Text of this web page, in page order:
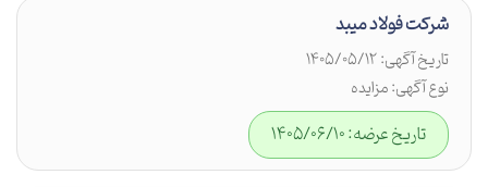
شرکت فولاد میبد
تاریخ آگهی: 1405/05/12
نوع آگهی: مزایده
تاریخ عرضه: 1405/06/10